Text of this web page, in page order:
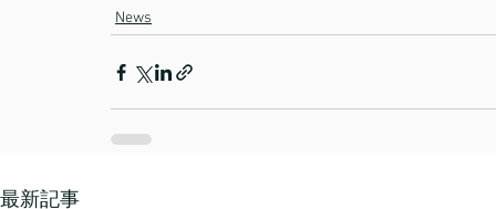
News
最新記事